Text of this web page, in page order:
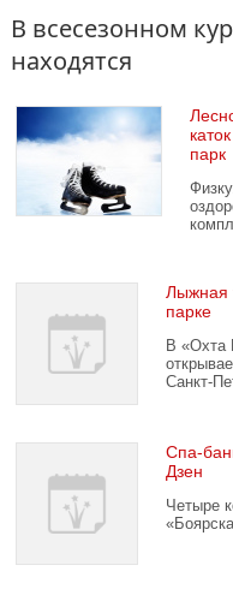
термальной зоной и
банный комплекс «Дзен»
Маленькие гости могут
«Динопарк», покататься
участие в мастер-
ресторанах курорта.
В всесезонном
находятся
парк
Лыжная
парке
В «Охта
Санкт-
Спа-
Дзен
Четыре